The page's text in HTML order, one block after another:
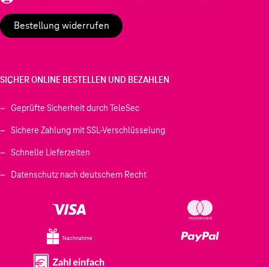
Bestellung widerrufen
SICHER ONLINE BESTELLEN UND BEZAHLEN
Geprüfte Sicherheit durch TeleSec
Sichere Zahlung mit SSL-Verschlüsselung
Schnelle Lieferzeiten
Datenschutz nach deutschem Recht
Nachnahme